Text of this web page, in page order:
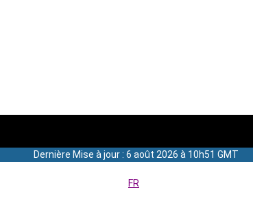
Dernière Mise à jour : 6 août 2026 à 10h51 GMT
FR